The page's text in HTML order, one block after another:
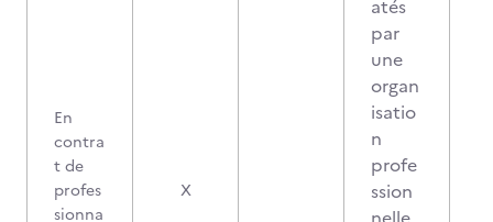
En
contra
t de
profes
sionna
X
atés
par
une
organ
isatio
n
profe
ssion